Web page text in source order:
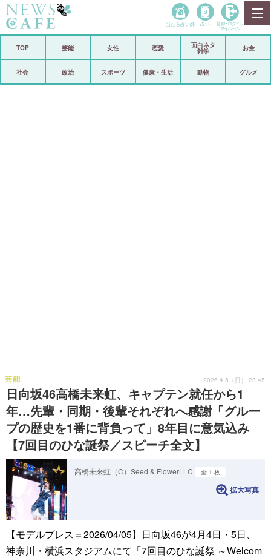
政治
当たる占い師 占い 登録• ログイン
マイルーム
TOP 芸能 女性 恋愛
面白ネタ
雑学
お金
社会 政治 スポーツ 健康・生活 動物 グルメ
日向坂46高橋未来虹、キャプテン就任から1
年…先輩・同期・後輩それぞれへ感謝「グルー
プの歴史を1番に背負って」8年目に意気込み
【7回目のひな誕祭／スピーチ全文】
芸能 2026.4.5（日） 23:45
高橋未来虹（C）Seed & FlowerLLC 全 1 枚
拡大写真
【モデルプレス＝2026/04/05】日向坂46が4月4日・5日、
神奈川・横浜スタジアムにて「7回目のひな誕祭 ～Welcom